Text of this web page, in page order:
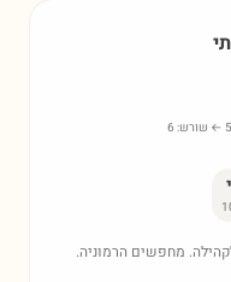
← שורש: 6
י
מחפשים הרמוניה.